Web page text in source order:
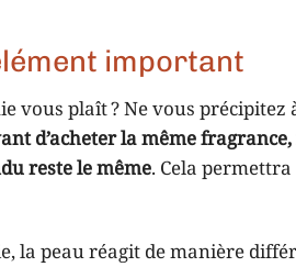
important
vous plaît ? Ne vous
d’acheter la même
reste le même. Cela
la peau réagit de manière